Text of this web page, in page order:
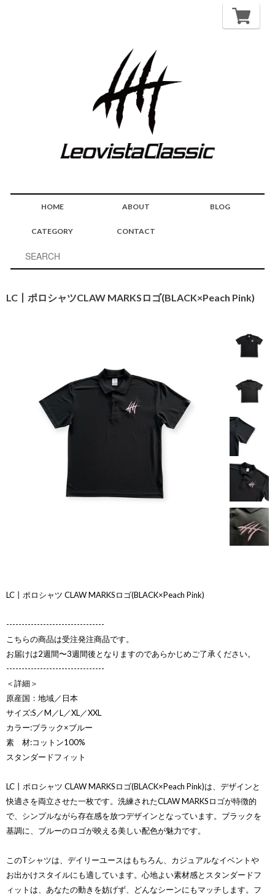
HOME ABOUT BLOG
CATEGORY CONTACT
LC丨ポロシャツCLAW MARKSロゴ(BLACK×Peach Pink)
LC丨ポロシャツ CLAW MARKSロゴ(BLACK×Peach Pink)
--------------------------------
こちらの商品は受注発注商品です。
お届けは2週間〜3週間後となりますのであらかじめご了承ください。
--------------------------------
＜詳細＞
原産国：地域／日本
サイズ:S／M／L／XL／XXL
カラー:ブラック×ブルー
素 材:コットン100%
スタンダードフィット
LC丨ポロシャツ CLAW MARKSロゴ(BLACK×Peach Pink)は、デザインと
快適さを両立させた一枚です。洗練されたCLAW MARKSロゴが特徴的
で、シンプルながら存在感を放つデザインとなっています。ブラックを
基調に、ブルーのロゴが映える美しい配色が魅力です。
このTシャツは、デイリーユースはもちろん、カジュアルなイベントや
お出かけスタイルにも適しています。心地よい素材感とスタンダードフ
ィットは、あなたの動きを妨げず、どんなシーンにもマッチします。フ